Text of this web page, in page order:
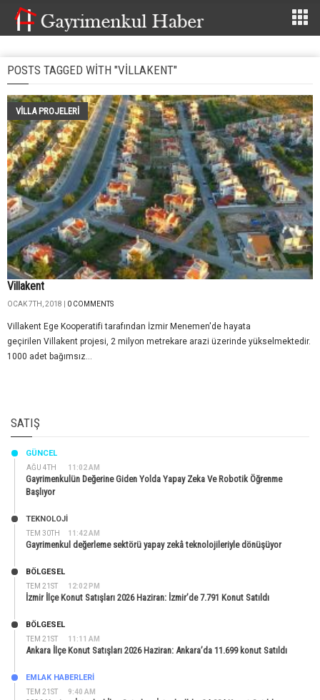
POSTS TAGGED WITH "VILLAKENT"
VILLA PROJELERI
Villakent
OCAK 7TH, 2018 | 0 COMMENTS
Villakent Ege Kooperatifi tarafından İzmir Menemen'de hayata
geçirilen Villakent projesi, 2 milyon metrekare arazi üzerinde yükselmektedir.
1000 adet bağımsız...
SATIŞ
AĞU 4TH 11:02 AM
GÜNCEL
Gayrimenkulün Değerine Giden Yolda Yapay Zeka Ve Robotik Öğrenme
Başlıyor
TEM 30TH 11:42 AM
TEKNOLOJİ
Gayrimenkul değerleme sektörü yapay zekâ teknolojileriyle dönüşüyor
TEM 21ST 12:02 PM
BÖLGESEL
İzmir İlçe Konut Satışları 2026 Haziran: İzmir’de 7.791 Konut Satıldı
TEM 21ST 11:11 AM
BÖLGESEL
Ankara İlçe Konut Satışları 2026 Haziran: Ankara’da 11.699 konut Satıldı
TEM 21ST 9:40 AM
EMLAK HABERLERI